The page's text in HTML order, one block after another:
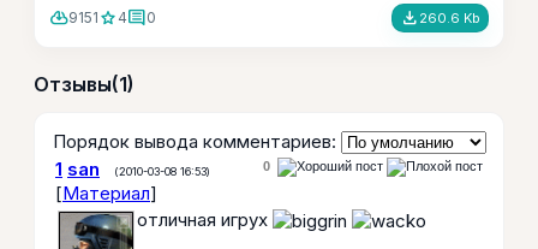
cloud_download9151 star 4comment0 file_download 260.6 Kb
Отзывы(1)
Порядок вывода комментариев:
0
1 san (2010-03-08 16:53)
[Материал]
отличная игрух